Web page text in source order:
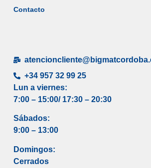
Contacto
+34 957 32 99 25
Lun a viernes:
7:00 – 15:00/ 17:30 – 20:30
Sábados:
9:00 – 13:00
Domingos:
Cerrados